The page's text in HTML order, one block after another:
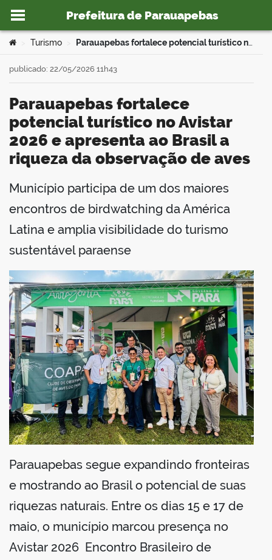
Ir para o conteúdo
Prefeitura de Parauapebas
portal
Você está aqui:
Turismo Parauapebas fortalece potencial turístico no Avistar 2026 e apresenta ao Brasil a riqueza da observação de aves
Parauapebas fortalece
potencial turístico no Avistar
2026 e apresenta ao Brasil a
riqueza da observação de aves
publicado: 22/05/2026 11h43
Município participa de um dos maiores
encontros de birdwatching da América
Latina e amplia visibilidade do turismo
sustentável paraense
Parauapebas segue expandindo fronteiras
e mostrando ao Brasil o potencial de suas
riquezas naturais. Entre os dias 15 e 17 de
maio, o município marcou presença no
Avistar 2026 Encontro Brasileiro de